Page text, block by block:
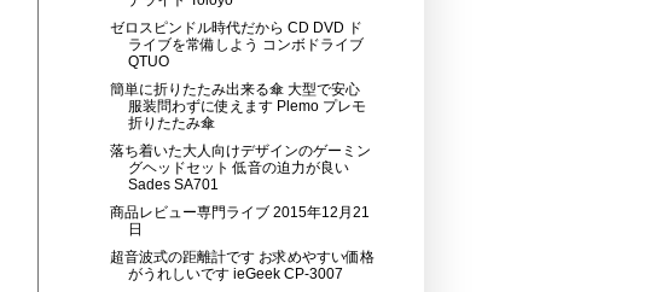
ゼロスピンドル時代だから CD DVD ド
ライブを常備しよう コンボドライブ
QTUO
簡単に折りたたみ出来る傘 大型で安心
服装問わずに使えます Plemo プレモ
折りたたみ傘
落ち着いた大人向けデザインのゲーミン
グヘッドセット 低音の迫力が良い
Sades SA701
商品レビュー専門ライブ 2015年12月21
日
超音波式の距離計です お求めやすい価格
がうれしいです ieGeek CP-3007